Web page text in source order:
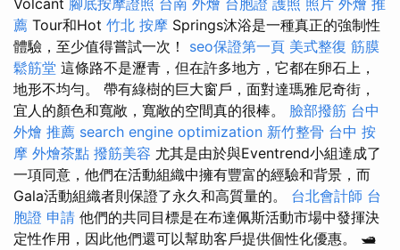
Volcant 腳底按摩證照 台南 外燴 台胞證 護照 照片 外燴 推
薦 Tour和Hot 竹北 按摩 Springs沐浴是一種真正的強制性
體驗，至少值得嘗試一次！ seo保證第一頁 美式整復 筋膜
鬆筋堂 這條路不是瀝青，但在許多地方，它都在卵石上，
地形不均勻。 帶有綠樹的巨大窗戶，面對達瑪雅尼奇街，
宜人的顏色和寬敞，寬敞的空間真的很棒。 臉部撥筋 台中
外燴 推薦 search engine optimization 新竹整骨 台中 按
摩 外燴茶點 撥筋美容 尤其是由於與Eventrend小組達成了
一項同意，他們在活動組織中擁有豐富的經驗和背景，而
Gala活動組織者則保證了永久和高質量的。 台北會計師 台
胞證 申請 他們的共同目標是在布達佩斯活動市場中發揮決
定性作用，因此他們還可以幫助客戶提供個性化優惠。 🛥️